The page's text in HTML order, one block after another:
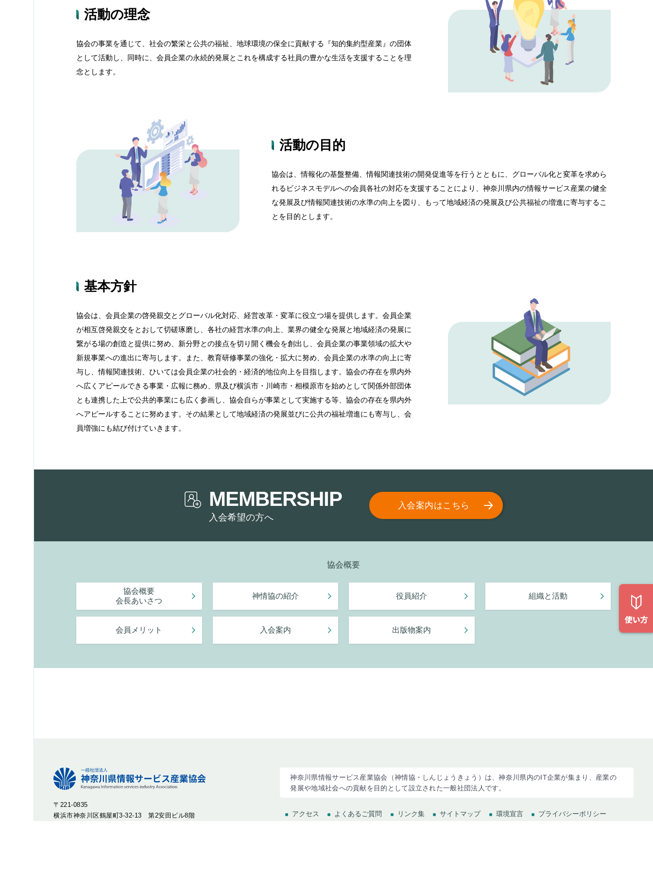
活動の理念
協会の事業を通じて、社会の繁栄と公共の福祉、地球環境の保全に貢献する『知的集約型産業』の団体
として活動し、同時に、会員企業の永続的発展とこれを構成する社員の豊かな生活を支援することを理
念とします。
活動の目的
協会は、情報化の基盤整備、情報関連技術の開発促進等を行うとともに、グローバル化と変革を求めら
れるビジネスモデルへの会員各社の対応を支援することにより、神奈川県内の情報サービス産業の健全
な発展及び情報関連技術の水準の向上を図り、もって地域経済の発展及び公共福祉の増進に寄与するこ
とを目的とします。
基本方針
協会は、会員企業の啓発親交とグローバル化対応、経営改革・変革に役立つ場を提供します。会員企業
が相互啓発親交をとおして切磋琢磨し、各社の経営水準の向上、業界の健全な発展と地域経済の発展に
繋がる場の創造と提供に努め、新分野との接点を切り開く機会を創出し、会員企業の事業領域の拡大や
新規事業への進出に寄与します。また、教育研修事業の強化・拡大に努め、会員企業の水準の向上に寄
与し、情報関連技術、ひいては会員企業の社会的・経済的地位向上を目指します。協会の存在を県内外
へ広くアピールできる事業・広報に務め、県及び横浜市・川崎市・相模原市を始めとして関係外部団体
とも連携した上で公共的事業にも広く参画し、協会自らが事業として実施する等、協会の存在を県内外
へアピールすることに努めます。その結果として地域経済の発展並びに公共の福祉増進にも寄与し、会
員増強にも結び付けていきます。
MEMBERSHIP
入会希望の方へ
入会案内はこちら
協会概要
協会概要
会長あいさつ
神情協の紹介 役員紹介 組織と活動
会員メリット 入会案内 出版物案内
〒221-0835
横浜市神奈川区鶴屋町3-32-13 第2安田ビル8階
神奈川県情報サービス産業協会（神情協・しんじょうきょう）は、神奈川県内のIT企業が集まり、産業の
発展や地域社会への貢献を目的として設立された一般社団法人です。
アクセス よくあるご質問 リンク集 サイトマップ 環境宣言 プライバシーポリシー